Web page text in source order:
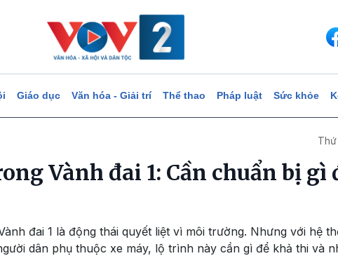
Giáo dục Văn hóa - Giải trí Thể thao Pháp luật Sức khỏe
Thứ
Vành đai 1: Cần chuẩn bị gì
đai 1 là động thái quyết liệt vì môi trường. Nhưng với hệ
dân phụ thuộc xe máy, lộ trình này cần gì để khả thi và